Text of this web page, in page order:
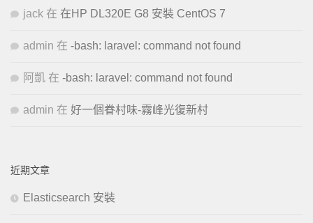
jack 在 在HP DL320E G8 安裝 CentOS 7
admin 在 -bash: laravel: command not found
阿凱 在 -bash: laravel: command not found
admin 在 好一個眷村味-霧峰光復新村
近期文章
Elasticsearch 安裝